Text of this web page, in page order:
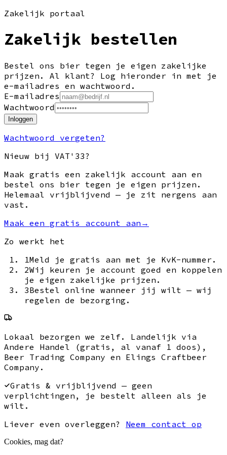
Zakelijk portaal
Zakelijk bestellen
Bestel ons bier tegen je eigen zakelijke
prijzen. Al klant? Log hieronder in met je
e-mailadres en wachtwoord.
E-mailadres
Wachtwoord
Inloggen
Wachtwoord vergeten?
Nieuw bij VAT'33?
Maak gratis een zakelijk account aan en
bestel ons bier tegen je eigen prijzen.
Helemaal vrijblijvend — je zit nergens aan
vast.
Maak een gratis account aan →
Zo werkt het
1Meld je gratis aan met je KvK-nummer.
2Wij keuren je account goed en koppelen
je eigen zakelijke prijzen.
3Bestel online wanneer jij wilt — wij
regelen de bezorging.
Lokaal bezorgen we zelf. Landelijk via
Andere Handel
(gratis, al vanaf 1 doos) ,
Beer Trading Company en Elings Craftbeer
Company.
Gratis & vrijblijvend — geen
verplichtingen, je bestelt alleen als je
wilt.
Liever even overleggen? Neem contact op
Cookies, mag dat?